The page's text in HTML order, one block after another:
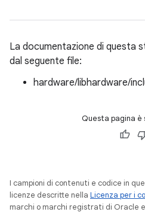
La documentazione di questa
dal seguente file:
hardware/libhardware/
Questa pagina
I campioni di contenuti e codice in
licenze descritte nella Licenza per i
marchi o marchi registrati di Oracle